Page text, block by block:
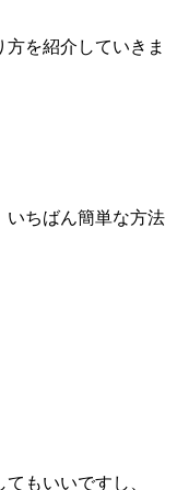
を紹介していきま
いちばん簡単な方法
もいいですし、